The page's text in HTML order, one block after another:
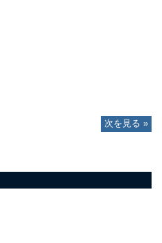
次を見る »